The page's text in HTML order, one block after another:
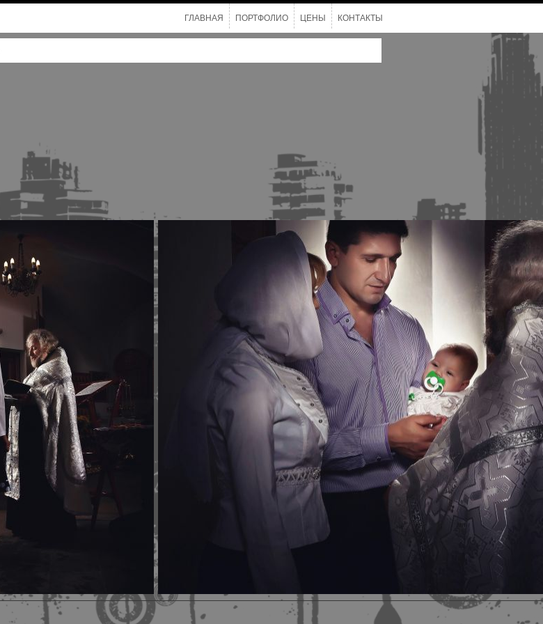
ГЛАВНАЯ ПОРТФОЛИО ЦЕНЫ КОНТАКТЫ